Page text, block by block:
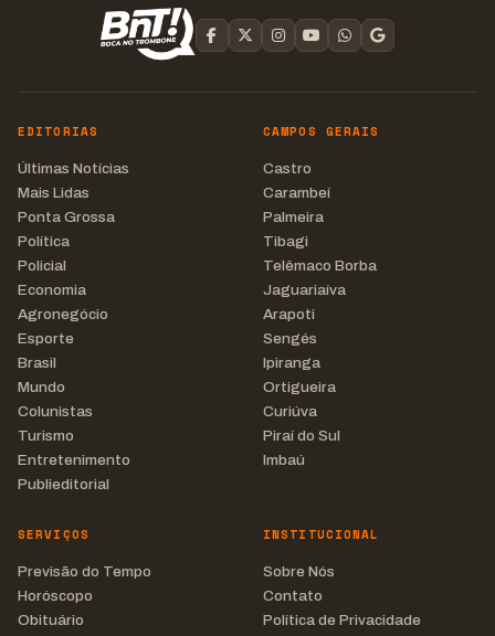
EDITORIAS
Últimas Notícias
Mais Lidas
Ponta Grossa
Política
Policial
Economia
Agronegócio
Esporte
Brasil
Mundo
Colunistas
Turismo
Entretenimento
Publieditorial
CAMPOS GERAIS
Castro
Carambeí
Palmeira
Tibagi
Telêmaco Borba
Jaguariaíva
Arapoti
Sengés
Ipiranga
Ortigueira
Curiúva
Piraí do Sul
Imbaú
SERVIÇOS
Previsão do Tempo
Horóscopo
Obituário
INSTITUCIONAL
Sobre Nós
Contato
Política de Privacidade